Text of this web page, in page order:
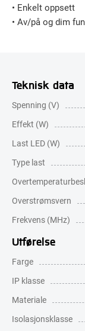
• Enkelt oppsett
• Av/på og dim
Teknisk data
Spenning (V)
Effekt (W)
Last LED (W)
Type last
Overstrømsvern
Frekvens (MHz)
Utførelse
Farge
IP klasse
Materiale
Isolasjonsklasse